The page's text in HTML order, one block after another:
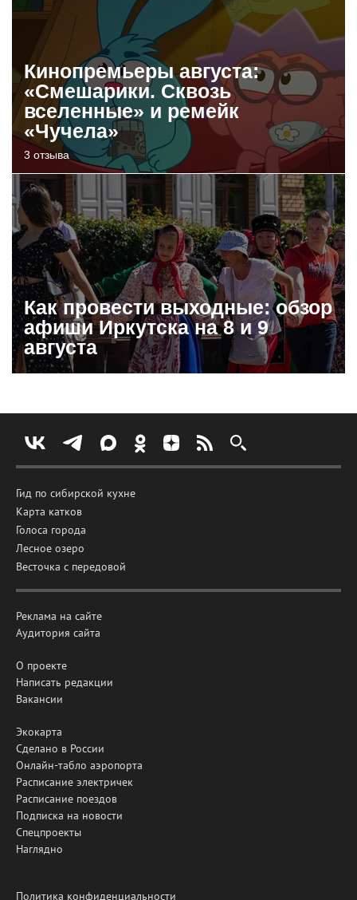
Кинопремьеры августа:
«Смешарики. Сквозь
вселенные» и ремейк
«Чучела»
3 отзыва
Как провести выходные: обзор
афиши Иркутска на 8 и 9
августа
Гид по сибирской кухне
Карта катков
Голоса города
Лесное озеро
Весточка с передовой
Реклама на сайте
Аудитория сайта
О проекте
Написать редакции
Вакансии
Экокарта
Сделано в России
Онлайн-табло аэропорта
Расписание электричек
Расписание поездов
Подписка на новости
Спецпроекты
Наглядно
Политика конфиденциальности